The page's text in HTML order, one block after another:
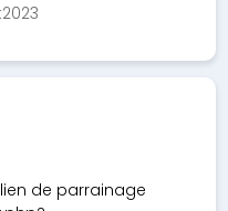
de parrainage